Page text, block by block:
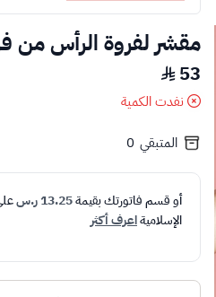
مقشر لفروة الرأس من
53
نفدت الكمية
المتبقي 0
أو قسم فاتورتك بقيمة13.25 ر.س
الإسلاميةاعرف أكثر